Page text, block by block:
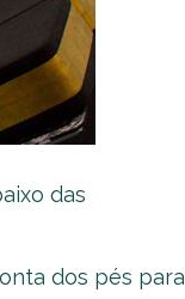
das
dos pés para